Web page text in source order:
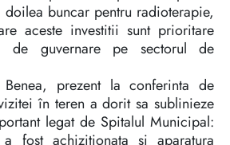
buncar pentru radioterapie,
aceste investitii sunt prioritare
de guvernare pe sectorul de
Benea, prezent la conferinta de
în teren a dorit sa sublinieze
legat de Spitalul Municipal:
fost achizitionata si aparatura